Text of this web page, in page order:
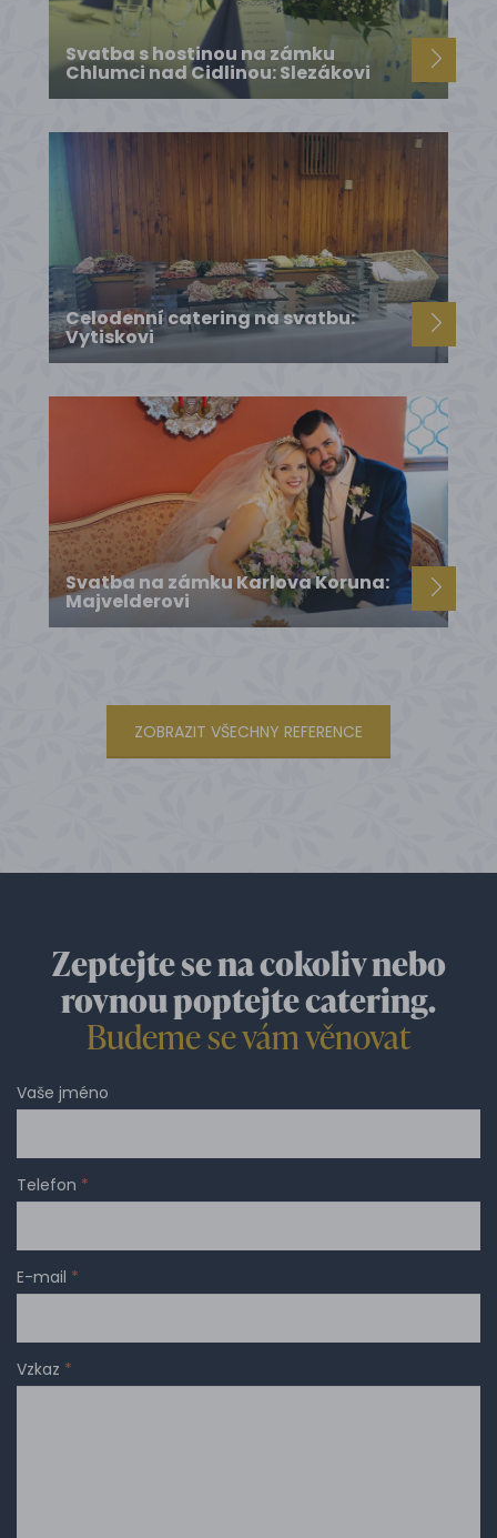
Svatba s hostinou na zámku
Chlumci nad Cidlinou: Slezákovi
Celodenní catering na svatbu:
Vytiskovi
Svatba na zámku Karlova Koruna:
Majvelderovi
ZOBRAZIT VŠECHNY REFERENCE
Zeptejte se na cokoliv nebo
rovnou poptejte catering.
Budeme se vám věnovat
Vaše jméno
Telefon *
E-mail *
Vzkaz *